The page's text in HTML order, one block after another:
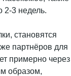
2-3 недель.
становятся
партнёров для
примерно через
образом,